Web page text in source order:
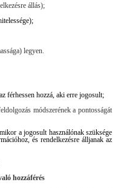
állás);
legyen.
férhessen hozzá, aki erre jogosult;
módszerének a pontosságát
a jogosult használónak szüksége
és rendelkezésre álljanak az
hozzáférés